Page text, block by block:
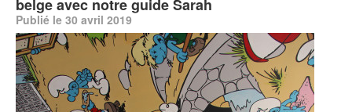
belge avec notre guide Sarah
Publié le 30 avril 2019